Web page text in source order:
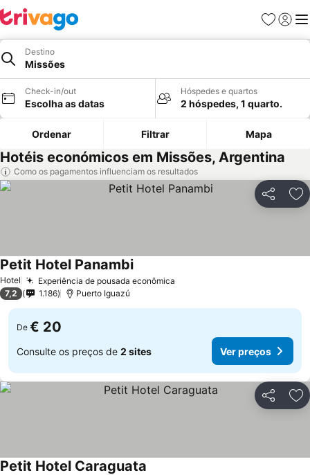
Favoritos
Iniciar
Destino
Missões
Check-in/out
Escolha as datas
Hóspedes e quartos
2 hóspedes, 1 quarto.
Ordenar Filtrar Mapa
Hotéis económicos em Missões, Argentina
Como os pagamentos influenciam os resultados
Partilhar
Hotel Experiência de pousada econômica
Petit Hotel Panambi
7,2 1.186 Puerto Iguazú
De € 20
Consulte os preços de 2 sites Ver preços
Partilhar
Petit Hotel Caraguata